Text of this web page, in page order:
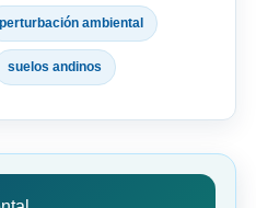
perturbación ambiental
suelos andinos